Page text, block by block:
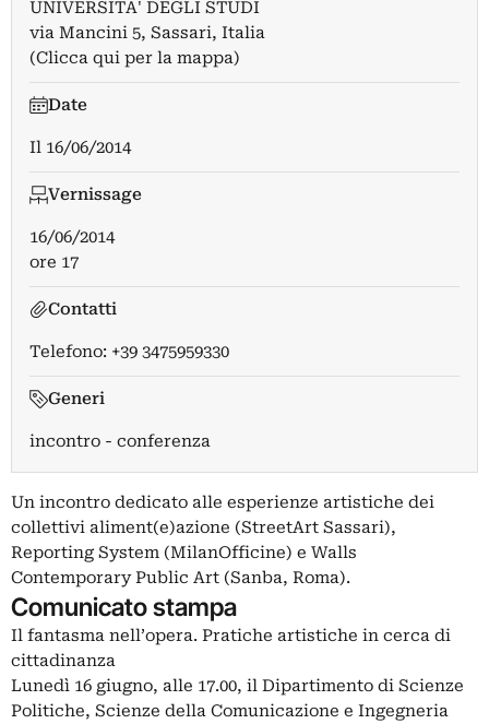
UNIVERSITA' DEGLI STUDI
via Mancini 5, Sassari, Italia
(Clicca qui per la mappa)
Date
Il 16/06/2014
Vernissage
16/06/2014
ore 17
Contatti
Telefono: +39 3475959330
Generi
incontro - conferenza
Un incontro dedicato alle esperienze artistiche dei
collettivi aliment(e)azione (StreetArt Sassari),
Reporting System (MilanOfficine) e Walls
Contemporary Public Art (Sanba, Roma).
Comunicato stampa
Il fantasma nell’opera. Pratiche artistiche in cerca di
cittadinanza
Lunedì 16 giugno, alle 17.00, il Dipartimento di Scienze
Politiche, Scienze della Comunicazione e Ingegneria